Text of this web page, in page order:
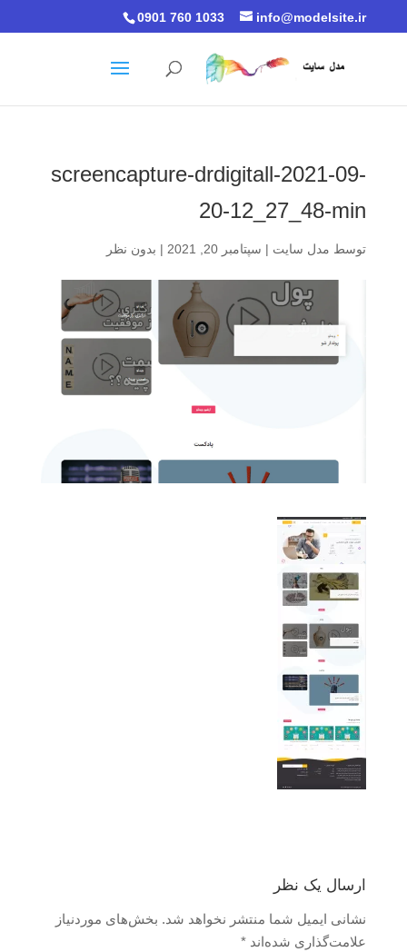
0901 760 1033 info@modelsite.ir
screencapture-drdigitall-2021-09-
20-12_27_48-min
توسط مدل سایت | سپتامبر 20, 2021 | بدون نظر
ارسال یک نظر
نشانی ایمیل شما منتشر نخواهد شد. بخش‌های موردنیاز
علامت‌گذاری شده‌اند *